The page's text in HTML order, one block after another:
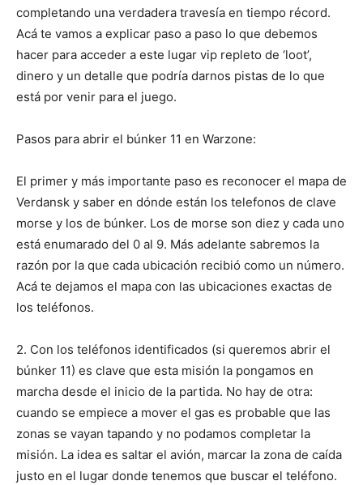
completando una verdadera travesía en tiempo récord.
Acá te vamos a explicar paso a paso lo que debemos
hacer para acceder a este lugar vip repleto de ‘loot’,
dinero y un detalle que podría darnos pistas de lo que
está por venir para el juego.
Pasos para abrir el búnker 11 en Warzone:
El primer y más importante paso es reconocer el mapa de
Verdansk y saber en dónde están los telefonos de clave
morse y los de búnker. Los de morse son diez y cada uno
está enumarado del 0 al 9. Más adelante sabremos la
razón por la que cada ubicación recibió como un número.
Acá te dejamos el mapa con las ubicaciones exactas de
los teléfonos.
2. Con los teléfonos identificados (si queremos abrir el
búnker 11) es clave que esta misión la pongamos en
marcha desde el inicio de la partida. No hay de otra:
cuando se empiece a mover el gas es probable que las
zonas se vayan tapando y no podamos completar la
misión. La idea es saltar el avión, marcar la zona de caída
justo en el lugar donde tenemos que buscar el teléfono.